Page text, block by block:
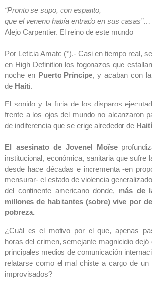
“Pronto se supo, con espanto,
que el veneno había entrado en sus casas”…
Alejo Carpentier, El reino de este mundo
Por Leticia Amato (*).- Casi en tiempo real,
en High Definition los fogonazos que
noche en Puerto Príncipe, y acaban con
de Haití.
El sonido y la furia de los disparos
frente a los ojos del mundo no alcanzaron
de indiferencia que se erige alrededor de Haití
El asesinato de Jovenel Moïse
institucional, económica, sanitaria que sufre
desde hace décadas e incrementa -en
mensurar- el estado de violencia
del continente americano donde, más de
millones de habitantes (sobre) vive por
pobreza.
¿Cuál es el motivo por el que, apenas
horas del crimen, semejante magnicidio dejó
principales medios de comunicación
relatarse como el mal chiste a cargo de un
improvisados?